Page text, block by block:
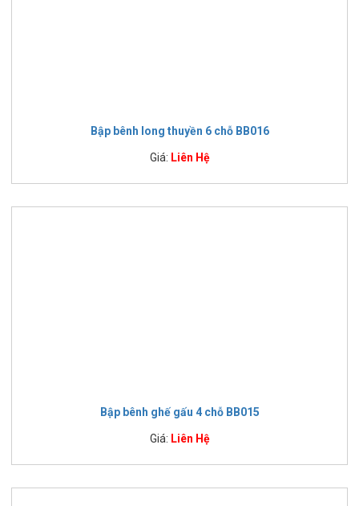
Bập bênh long thuyền 6 chỗ BB016
Giá: Liên Hệ
Bập bênh ghế gấu 4 chỗ BB015
Giá: Liên Hệ